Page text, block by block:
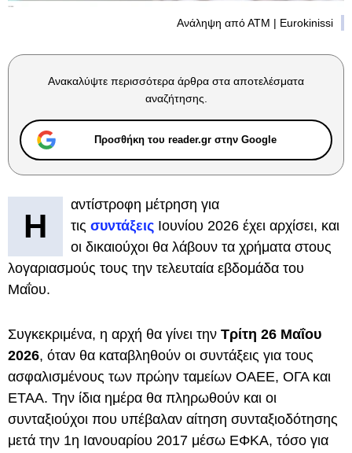
Ανάληψη από ΑΤΜ | Eurokinissi
Ανακαλύψτε περισσότερα άρθρα στα αποτελέσματα
αναζήτησης.
Προσθήκη του reader.gr στην Google
Η
αντίστροφη μέτρηση για
τις συντάξεις Ιουνίου 2026 έχει αρχίσει, και
οι δικαιούχοι θα λάβουν τα χρήματα στους
λογαριασμούς τους την τελευταία εβδομάδα του
Μαΐου.
Συγκεκριμένα, η αρχή θα γίνει την Τρίτη 26 Μαΐου
2026, όταν θα καταβληθούν οι συντάξεις για τους
ασφαλισμένους των πρώην ταμείων ΟΑΕΕ, ΟΓΑ και
ΕΤΑΑ. Την ίδια ημέρα θα πληρωθούν και οι
συνταξιούχοι που υπέβαλαν αίτηση συνταξιοδότησης
μετά την 1η Ιανουαρίου 2017 μέσω ΕΦΚΑ, τόσο για